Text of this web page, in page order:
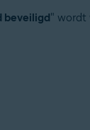
beveiligd" wordt